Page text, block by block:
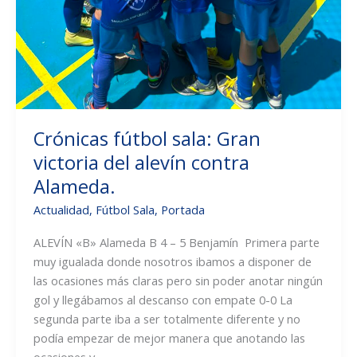
Crónicas fútbol sala: Gran
victoria del alevín contra
Alameda.
Actualidad, Fútbol Sala, Portada
ALEVÍN «B» Alameda B 4 – 5 Benjamín Primera parte
muy igualada donde nosotros ibamos a disponer de
las ocasiones más claras pero sin poder anotar ningún
gol y llegábamos al descanso con empate 0-0 La
segunda parte iba a ser totalmente diferente y no
podía empezar de mejor manera que anotando las